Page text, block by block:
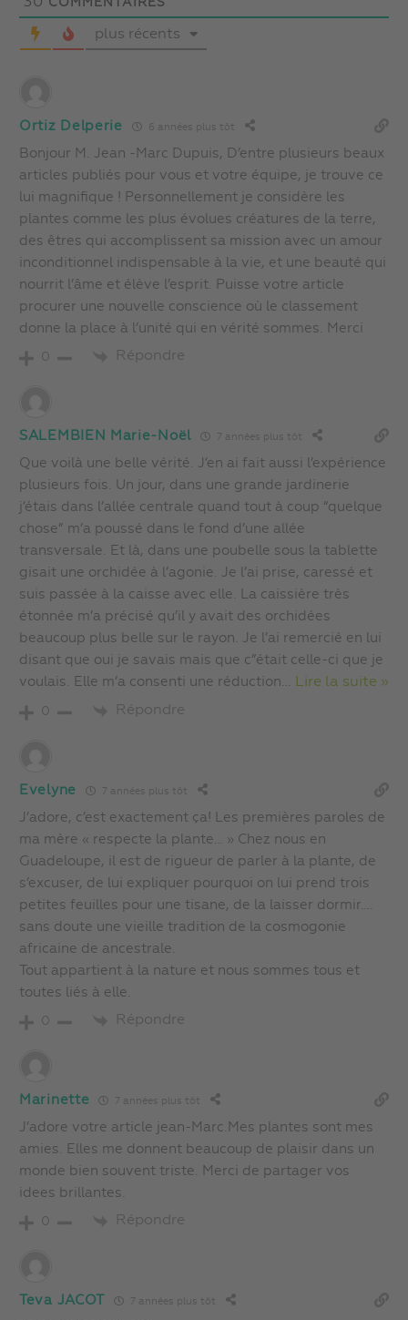
30 COMMENTAIRES
plus récents
Ortiz Delperie 6 années plus tôt
Bonjour M. Jean -Marc Dupuis, D’entre plusieurs beaux
articles publiés pour vous et votre équipe, je trouve ce
lui magnifique ! Personnellement je considère les
plantes comme les plus évolues créatures de la terre,
des êtres qui accomplissent sa mission avec un amour
inconditionnel indispensable à la vie, et une beauté qui
nourrit l’âme et élève l’esprit. Puisse votre article
procurer une nouvelle conscience où le classement
donne la place à l’unité qui en vérité sommes. Merci
0 Répondre
SALEMBIEN Marie-Noël 7 années plus tôt
Que voilà une belle vérité. J’en ai fait aussi l’expérience
plusieurs fois. Un jour, dans une grande jardinerie
j’étais dans l’allée centrale quand tout à coup “quelque
chose” m’a poussé dans le fond d’une allée
transversale. Et là, dans une poubelle sous la tablette
gisait une orchidée à l’agonie. Je l’ai prise, caressé et
suis passée à la caisse avec elle. La caissière très
étonnée m’a précisé qu’il y avait des orchidées
beaucoup plus belle sur le rayon. Je l’ai remercié en lui
disant que oui je savais mais que c”était celle-ci que je
voulais. Elle m’a consenti une réduction… Lire la suite »
0 Répondre
Evelyne 7 années plus tôt
J’adore, c’est exactement ça! Les premières paroles de
ma mère « respecte la plante… » Chez nous en
Guadeloupe, il est de rigueur de parler à la plante, de
s’excuser, de lui expliquer pourquoi on lui prend trois
petites feuilles pour une tisane, de la laisser dormir….
sans doute une vieille tradition de la cosmogonie
africaine de ancestrale.
Tout appartient à la nature et nous sommes tous et
toutes liés à elle.
0 Répondre
Marinette 7 années plus tôt
J’adore votre article jean-Marc.Mes plantes sont mes
amies. Elles me donnent beaucoup de plaisir dans un
monde bien souvent triste. Merci de partager vos
idees brillantes.
0 Répondre
Teva JACOT 7 années plus tôt